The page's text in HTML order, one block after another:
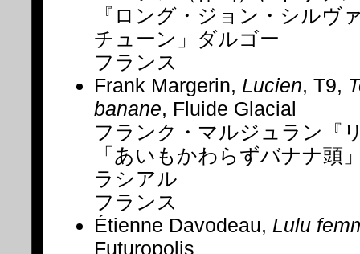
『ロング・ジョン・シルヴ
チューン」ダルゴー
フランス
Frank Margerin, Lucien, T9,
banane, Fluide Glacial
フランク・マルジュラン『
「あいもかわらずバナナ頭
ラシアル
フランス
Étienne Davodeau, Lulu
Futuropolis